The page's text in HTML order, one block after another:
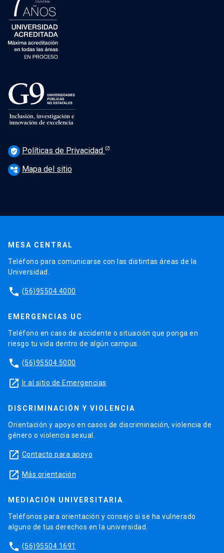
verified_user Políticas de Privacidad
account_tree Mapa del sitio
MESA CENTRAL
Teléfono para comunicarse con las distintas áreas de la
Universidad.
phone (56)95504 4000
EMERGENCIAS UC
Teléfono en caso de accidente o situación que ponga en
riesgo tu vida dentro de algún campus.
phone (56)95504 5000
launch Ir al sitio de Emergencias
DISCRIMINACIÓN Y VIOLENCIA
Orientación y apoyo en casos de discriminación, violencia de
género o violencia sexual.
launch Contacto para apoyo
launch Más orientación
MEDIACIÓN UNIVERSITARIA
Teléfonos para orientación y consejo si se ha vulnerado
alguno de tus derechos en la universidad.
phone (56)95504 1691